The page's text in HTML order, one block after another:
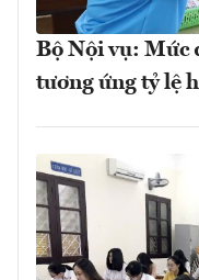
Bộ Nội vụ: Mức
tương ứng tỷ lệ